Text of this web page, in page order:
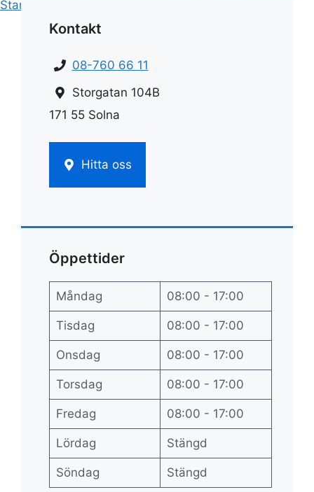
Start
Kontakt
08-760 66 11
Storgatan 104B
171 55 Solna
Hitta oss
Öppettider
Måndag 08:00 - 17:00
Tisdag 08:00 - 17:00
Onsdag 08:00 - 17:00
Torsdag 08:00 - 17:00
Fredag 08:00 - 17:00
Lördag Stängd
Söndag Stängd